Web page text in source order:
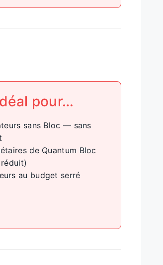
pour…
sans Bloc — sans
de Quantum Bloc
au budget serré